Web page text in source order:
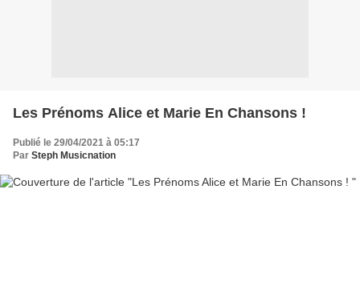
Les Prénoms Alice et Marie En Chansons !
Publié le 29/04/2021 à 05:17
Par Steph Musicnation